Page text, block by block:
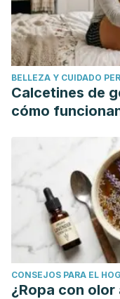
BELLEZA Y CUIDADO
Calcetines de
cómo
CONSEJOS PARA EL
¿Ropa con olor